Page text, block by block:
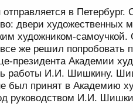
в Петербург.
двери художественных
художником-самоучкой.
все же решил
президента Академии
работы И.И. Шишкину.
был принят в Академию
руководством И.И.